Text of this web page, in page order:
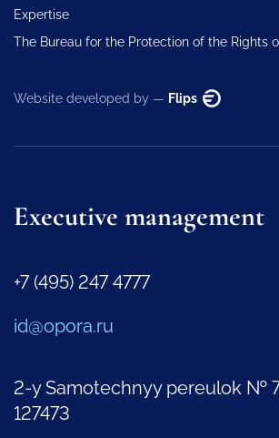
Expertise
The Bureau for the Protection of the Rights
Website developed by — Flips
Executive management
+7 (495) 247 4777
id@opora.ru
2-y Samotechnyy pereulok №
127473